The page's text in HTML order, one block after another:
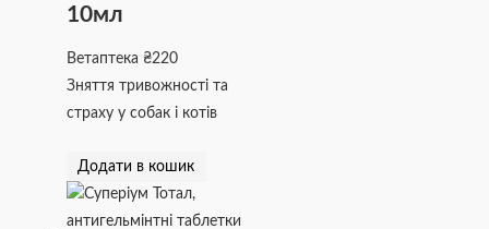
10мл
Ветаптека₴220
Зняття тривожності та
страху у собак і котів
Додати в кошик